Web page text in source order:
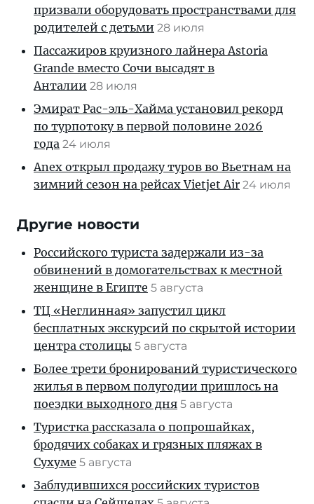
призвали оборудовать пространствами для
родителей с детьми 28 июля
Пассажиров круизного лайнера Astoria
Grande вместо Сочи высадят в
Анталии 28 июля
Эмират Рас-эль-Хайма установил рекорд
по турпотоку в первой половине 2026
года 24 июля
Anex открыл продажу туров во Вьетнам на
зимний сезон на рейсах Vietjet Air 24 июля
Другие новости
Российского туриста задержали из-за
обвинений в домогательствах к местной
женщине в Египте 5 августа
ТЦ «Неглинная» запустил цикл
бесплатных экскурсий по скрытой истории
центра столицы 5 августа
Более трети бронирований туристического
жилья в первом полугодии пришлось на
поездки выходного дня 5 августа
Туристка рассказала о попрошайках,
бродячих собаках и грязных пляжах в
Сухуме 5 августа
Заблудившихся российских туристов